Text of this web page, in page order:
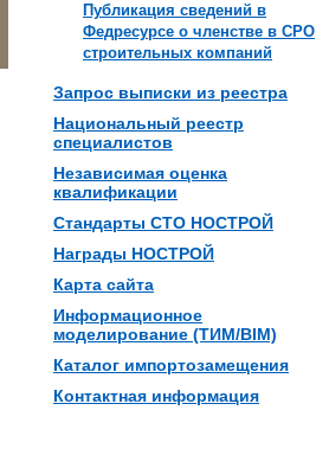
Публикация сведений в
Федресурсе о членстве в СРО
строительных компаний
Запрос выписки из реестра
Национальный реестр
специалистов
Независимая оценка
квалификации
Стандарты СТО НОСТРОЙ
Награды НОСТРОЙ
Карта сайта
Информационное
моделирование (ТИМ/BIM)
Каталог импортозамещения
Контактная информация